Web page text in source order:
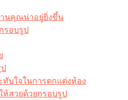
านคุณน่าอยู่ยิ่งขึ้น
รอบรูป
บใจในการตกแต่งห้อง
สวยด้วยกรอบรูป